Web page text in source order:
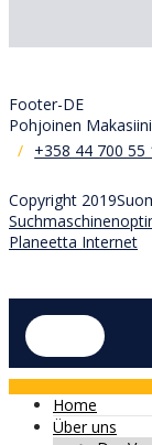
Footer-DE
Pohjoinen
+358 44 700 55
Copyright
Planeetta Internet
Home
Über uns